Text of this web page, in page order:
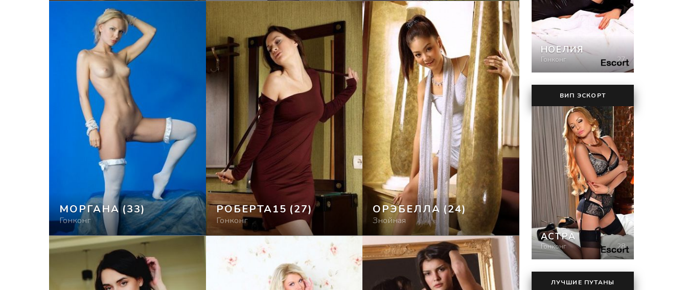
МОРГАНА (33)
Гонконг
РОБЕРТА15 (27)
Гонконг
ОРЭБЕЛЛА (24)
Знойная
НОЕЛИЯ
Гонконг 27
ВИП ЭСКОРТ
АСТРА
Гонконг 28
ЛУЧШИЕ ПУТАНЫ